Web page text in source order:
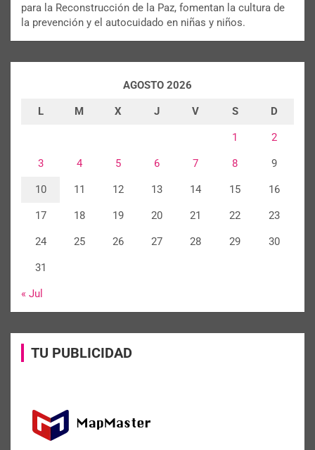
para la Reconstrucción de la Paz, fomentan la cultura de
la prevención y el autocuidado en niñas y niños.
AGOSTO 2026
L M X J V S D
1 2
3 4 5 6 7 8 9
10 11 12 13 14 15 16
17 18 19 20 21 22 23
24 25 26 27 28 29 30
31
« Jul
TU PUBLICIDAD